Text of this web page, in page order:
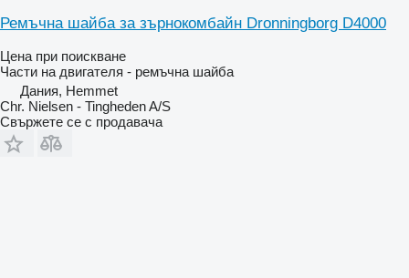
Ремъчна шайба за зърнокомбайн Dronningborg D4000
Цена при поискване
Части на двигателя - ремъчна шайба
Дания, Hemmet
Chr. Nielsen - Tingheden A/S
Свържете се с продавача